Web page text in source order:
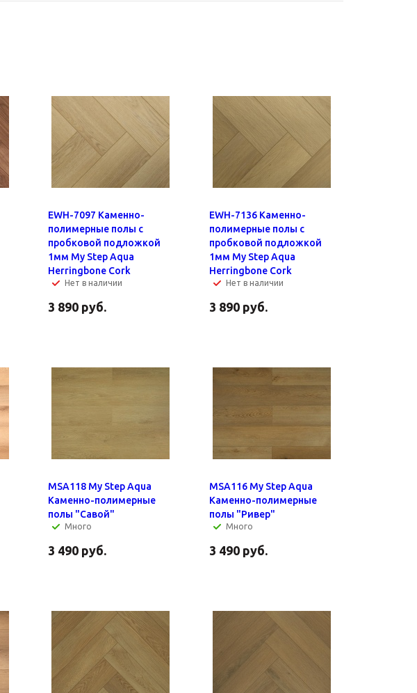
EWH-7097 Каменно-
полимерные полы с
пробковой подложкой
1мм My Step Aqua
Herringbone Cork
Нет в наличии
3 890 руб.
EWH-7136 Каменно-
полимерные полы с
пробковой подложкой
1мм My Step Aqua
Herringbone Cork
Нет в наличии
3 890руб.
MSA118 My Step Aqua
Каменно-полимерные
полы "Савой"
Много
3 490 руб.
MSA116 My Step Aqua
Каменно-полимерные
полы "Ривер"
Много
3 490руб.